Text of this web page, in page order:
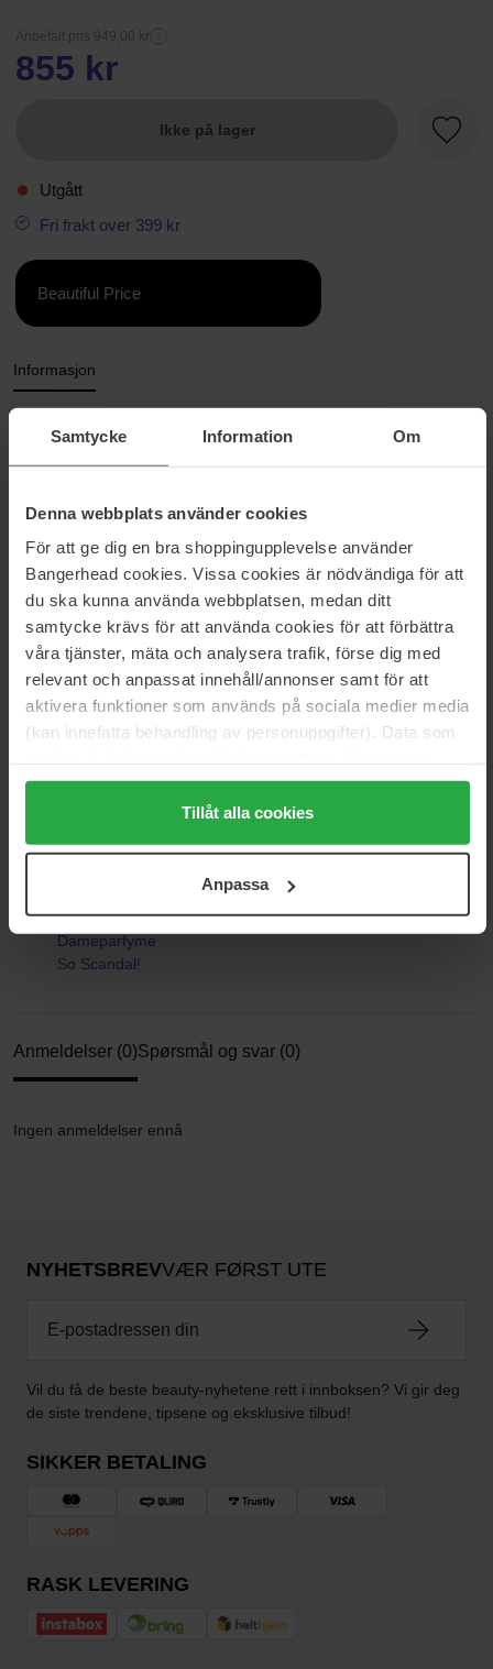
Samtycke Information Om
Denna webbplats använder cookies
För att ge dig en bra shoppingupplevelse använder
Bangerhead cookies. Vissa cookies är nödvändiga för att
du ska kunna använda webbplatsen, medan ditt
samtycke krävs för att använda cookies för att förbättra
våra tjänster, mäta och analysera trafik, förse dig med
relevant och anpassat innehåll/annonser samt för att
aktivera funktioner som används på sociala medier media
(kan innefatta behandling av personuppgifter). Data som
trycka på "Tillåt alla cookies" accepterar du alla cookies,
medan du under "Detaljer" kan anpassa användningen av
cookies. Du kan när som helst återkalla ditt samtycke.
Tillåt alla cookies
Anpassa
Anbefalt pris 949,00 kr
855 kr
Ikke på lager
Utgått
Fri frakt over 399 kr
Beautiful Price
Informasjon
JEAN PAUL GAULTIER SO
SCANDAL! EDP
med de mest feminine og ekslusive ingredienser som blir brukt i
parfymer.
Denne duften skiller seg ut fra resten av Scandal-familien da den
Toppnoter:appelsinblomst
Hjertenoter:tuberose, sjasmin
Bunnote:bringebær, kremet akkord av melk
Stil:floral, fruktig
Kategorier:
Parfyme
Dameparfyme
So Scandal!
Anmeldelser (0)Spørsmål og svar (0)
Ingen anmeldelser ennå
NYHETSBREVVÆR FØRST UTE
Vil du få de beste beauty-nyhetene rett i innboksen? Vi gir deg
de siste trendene, tipsene og eksklusive tilbud!
SIKKER BETALING
RASK LEVERING